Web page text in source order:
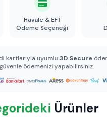
Havale & EFT
Ödeme Seçeneği
kartlarıyla uyumlu 3D Secure
ödemenizi yapabilirsiniz.
Ürünler